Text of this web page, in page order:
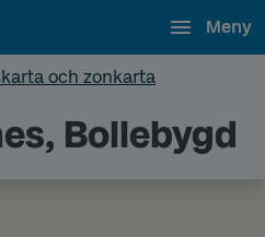
Meny
och zonkarta
Bollebygd